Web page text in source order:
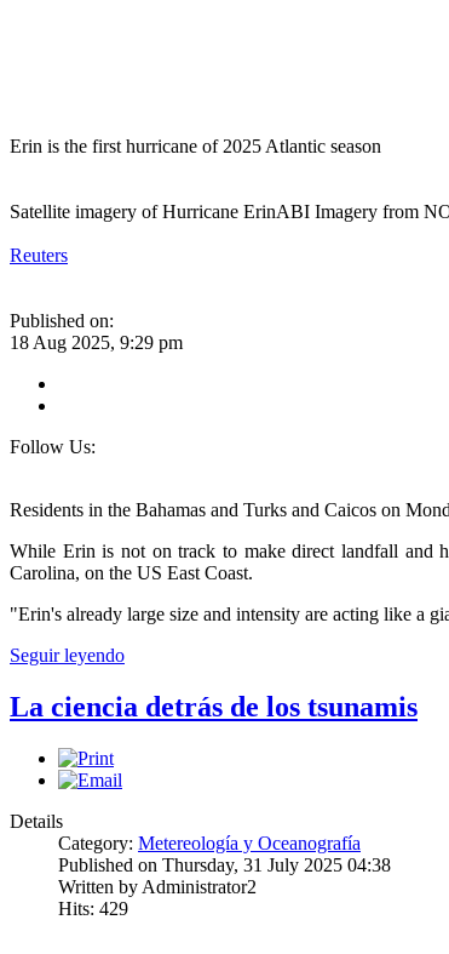
Erin is the first hurricane of 2025 Atlantic season
Satellite imagery of Hurricane ErinABI Imagery from
Reuters
Published on:
18 Aug 2025, 9:29 pm
Follow Us:
Residents in the Bahamas and Turks and Caicos on
While Erin is not on track to make direct landfall and
Carolina, on the US East Coast.
"Erin's already large size and intensity are acting like a
Seguir leyendo
La ciencia detrás de los tsunamis
Details
Category: Metereología y Oceanografía
Published on Thursday, 31 July 2025 04:38
Written by Administrator2
Hits: 429